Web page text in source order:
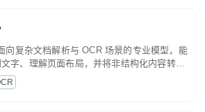
向复杂文档解析与 OCR 场景的专业模型，能
字、理解页面布局，并将非结构化内容转换
处理的结构化结果。